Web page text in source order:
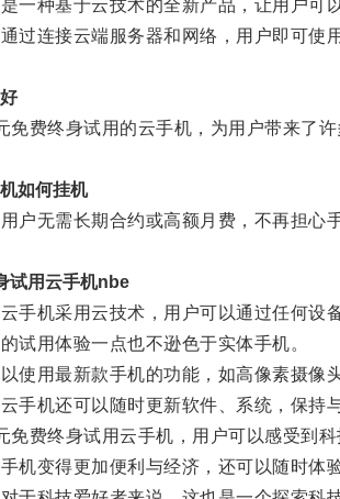
种基于云技术的全新产品，让用户可以
连接云端服务器和网络，用户即可使用
费终身试用的云手机，为用户带来了许
如何挂机
无需长期合约或高额月费，不再担心手
试用云手机nbe
机采用云技术，用户可以通过任何设备
用体验一点也不逊色于实体手机。
用最新款手机的功能，如高像素摄像头
机还可以随时更新软件、系统，保持与
费终身试用云手机，用户可以感受到科
变得更加便利与经济，还可以随时体验